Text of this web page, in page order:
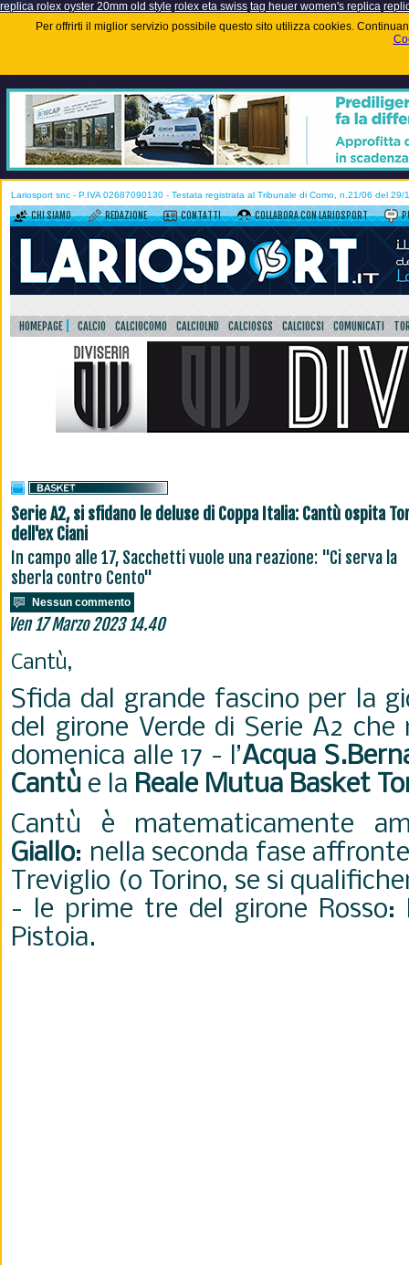
replica rolex oyster 20mm old style rolex eta swiss tag heuer women's replica
Per offrirti il miglior servizio possibile questo sito utilizza cookies.
Lariosport snc - P.IVA 02687090130 - Testata registrata al Tribunale di Como, n.21/06 del 29/
CHI SIAMO REDAZIONE CONTATTI COLLABORA CON LARIOSPORT
HOMEPAGE CALCIO CALCIOCOMO CALCIOLND CALCIOSGS CALCIOCSI COMUNICATI
Serie A2, si sfidano le deluse di Coppa Italia: Cantù ospita
dell'ex Ciani
In campo alle 17, Sacchetti vuole una reazione: "Ci serva la
sberla contro Cento"
Nessun commento
Ven 17 Marzo 2023 14.40
Cantù,
Sfida dal grande fascino per la
del girone Verde di Serie A2
domenica alle 17 - l’Acqua
Cantù e la Reale Mutua Basket
Cantù è matematicamente
Giallo: nella seconda fase
Treviglio (o Torino, se si
- le prime tre del girone Rosso:
Pistoia.